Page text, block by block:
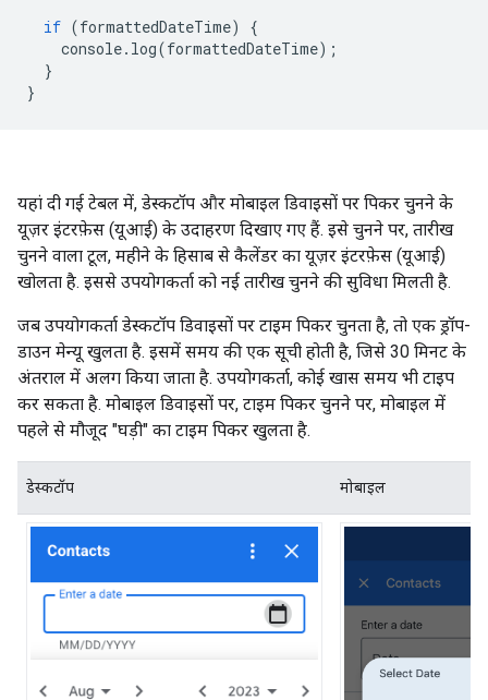
if (formattedDateTime)
{
console. log(formattedDateTime);
}
}
यहां दी गई टेबल में, डेस्कटॉप और मोबाइल डिवाइसों पर पिकर चुनने के
यूज़र इंटरफ़ेस (यूआई) के उदाहरण दिखाए गए हैं. इसे चुनने पर, तारीख
चुनने वाला टूल, महीने के हिसाब से कैलेंडर का यूज़र इंटरफ़ेस (यूआई)
खोलता है. इससे उपयोगकर्ता को नई तारीख चुनने की सुविधा मिलती है.
जब उपयोगकर्ता डेस्कटॉप डिवाइसों पर टाइम पिकर चुनता है, तो एक ड्रॉप-
डाउन मेन्यू खुलता है. इसमें समय की एक सूची होती है, जिसे 30 मिनट के
अंतराल में अलग किया जाता है. उपयोगकर्ता, कोई खास समय भी टाइप
कर सकता है. मोबाइल डिवाइसों पर, टाइम पिकर चुनने पर, मोबाइल में
पहले से मौजूद "घड़ी" का टाइम पिकर खुलता है.
डेस्कटॉप मोबाइल